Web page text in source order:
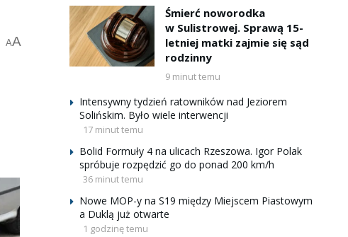
AA
Śmierć noworodka
w Sulistrowej. Sprawą 15-
letniej matki zajmie się sąd
rodzinny
9 minut temu
Intensywny tydzień ratowników nad Jeziorem
Solińskim. Było wiele interwencji
17 minut temu
Bolid Formuły 4 na ulicach Rzeszowa. Igor Polak
spróbuje rozpędzić go do ponad 200 km/h
36 minut temu
Nowe MOP-y na S19 między Miejscem Piastowym
a Duklą już otwarte
1 godzinę temu